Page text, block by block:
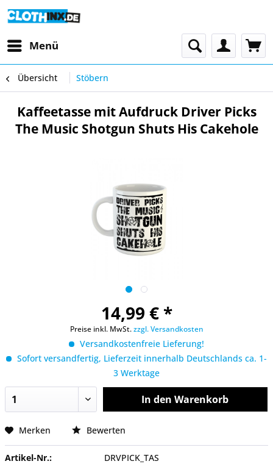
Menü
Übersicht Stöbern
Kaffeetasse mit Aufdruck Driver Picks
The Music Shotgun Shuts His Cakehole
14,99 € *
Preise inkl. MwSt.zzgl. Versandkosten
Versandkostenfreie Lieferung!
Sofort versandfertig, Lieferzeit innerhalb Deutschlands ca. 1-
3 Werktage
In den Warenkorb
Merken Bewerten
Artikel-Nr.:
DRVPICK_TAS